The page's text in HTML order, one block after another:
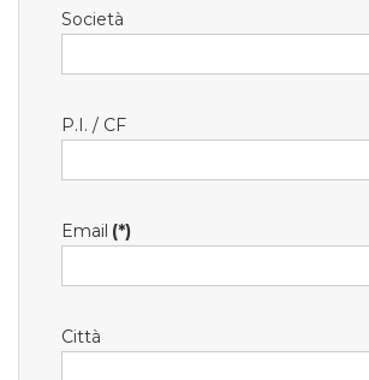
Società
P.I. / CF
Email (*)
Città